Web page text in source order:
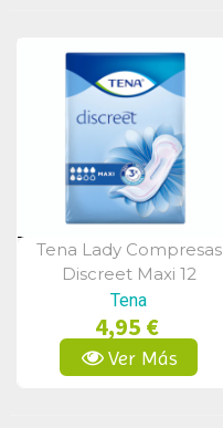
Vista Rápida
Tena Lady Compresas
Discreet Maxi 12
Unidades
Tena
4,95 €
Ver Más